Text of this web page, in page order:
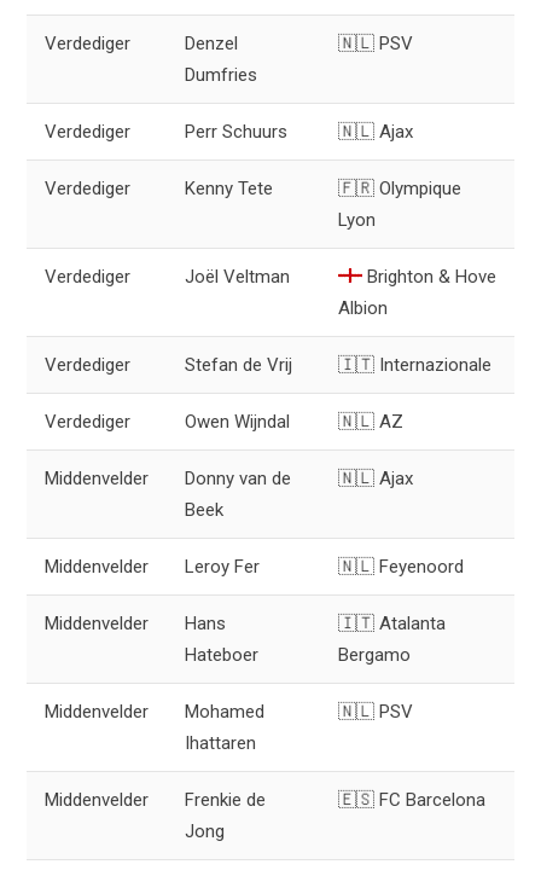
Verdediger
Denzel
Dumfries
🇳🇱 PSV
Verdediger Perr Schuurs 🇳🇱 Ajax
Verdediger Kenny Tete
🇫🇷 Olympique
Lyon
Verdediger Joël Veltman
Brighton & Hove
Albion
Verdediger Stefan de Vrij 🇮🇹 Internazionale
Verdediger Owen Wijndal 🇳🇱 AZ
Middenvelder
Donny van de
Beek
🇳🇱 Ajax
Middenvelder Leroy Fer 🇳🇱 Feyenoord
Middenvelder
Hans
Hateboer
🇮🇹 Atalanta
Bergamo
Middenvelder
Mohamed
Ihattaren
🇳🇱 PSV
Middenvelder
Frenkie de
Jong
🇪🇸 FC Barcelona